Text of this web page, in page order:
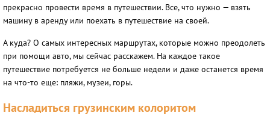
прекрасно провести время в путешествии. Все, что нужно — взять
машину в аренду или поехать в путешествие на своей.
А куда? О самых интересных маршрутах, которые можно преодолеть
при помощи авто, мы сейчас расскажем. На каждое такое
путешествие потребуется не больше недели и даже останется время
на что-то еще: пляжи, музеи, горы.
Насладиться грузинским колоритом